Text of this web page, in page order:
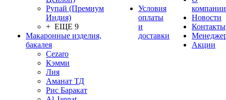
Рупай (Премиум
Индия)
+ ЕЩЕ 9
Макаронные изделия,
бакалея
Cezaro
Кэмми
Лия
Аманат ТД
Рис Баракат
Условия
оплаты
и
доставки
компании
Новости
Контакты
Акции